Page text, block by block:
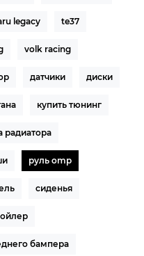
legacy te37
volk racing
датчики диски
купить тюнинг
радиатора
руль omp
сиденья
бампера